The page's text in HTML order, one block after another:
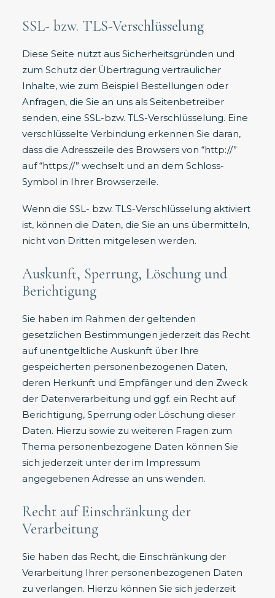
SSL- bzw. TLS-Verschlüsselung
Diese Seite nutzt aus Sicherheitsgründen und
zum Schutz der Übertragung vertraulicher
Inhalte, wie zum Beispiel Bestellungen oder
Anfragen, die Sie an uns als Seitenbetreiber
senden, eine SSL-bzw. TLS-Verschlüsselung. Eine
verschlüsselte Verbindung erkennen Sie daran,
dass die Adresszeile des Browsers von “http://”
auf “https://” wechselt und an dem Schloss-
Symbol in Ihrer Browserzeile.
Wenn die SSL- bzw. TLS-Verschlüsselung aktiviert
ist, können die Daten, die Sie an uns übermitteln,
nicht von Dritten mitgelesen werden.
Auskunft, Sperrung, Löschung und
Berichtigung
Sie haben im Rahmen der geltenden
gesetzlichen Bestimmungen jederzeit das Recht
auf unentgeltliche Auskunft über Ihre
gespeicherten personenbezogenen Daten,
deren Herkunft und Empfänger und den Zweck
der Datenverarbeitung und ggf. ein Recht auf
Berichtigung, Sperrung oder Löschung dieser
Daten. Hierzu sowie zu weiteren Fragen zum
Thema personenbezogene Daten können Sie
sich jederzeit unter der im Impressum
angegebenen Adresse an uns wenden.
Recht auf Einschränkung der
Verarbeitung
Sie haben das Recht, die Einschränkung der
Verarbeitung Ihrer personenbezogenen Daten
zu verlangen. Hierzu können Sie sich jederzeit